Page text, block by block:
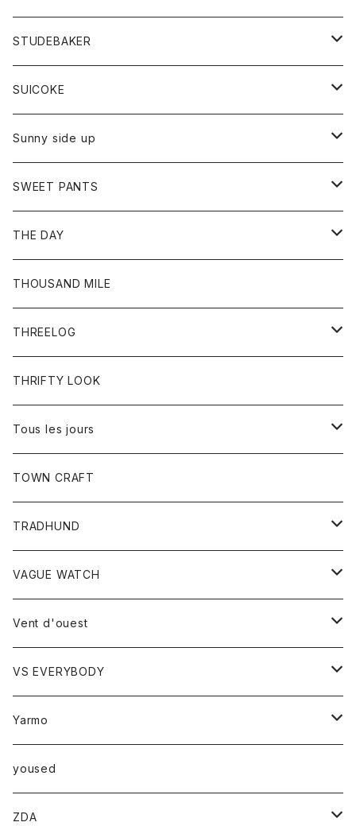
Tシャツ
バック
カーディガン
ショートパンツ
パンツ
レディース
カットソー
カーディガン
ワンピース
コート
カットソー
ボトム
パンツ
オーバーオール
財布
バッグ
STUDEBAKER
アクセサリー
ブレスレット
リング
SUICOKE
ブーツ
サンダル
Sunny side up
アウター
Ｇジャン
ボトム
ジーンズ
SWEET PANTS
ボトム
ショートパンツ
THE DAY
トップス
Tシャツ
THOUSAND MILE
THREELOG
トップス
Tシャツ
THRIFTY LOOK
Tous les jours
トップス
レディース
カットソー
TOWN CRAFT
TRADHUND
セーター
ベスト
VAGUE WATCH
時計
Vent d'ouest
ボトム
スカート
トップス
ベスト
VS EVERYBODY
トップス
Ｔシャツ
Yarmo
アウター
コート
小物
yoused
ZDA